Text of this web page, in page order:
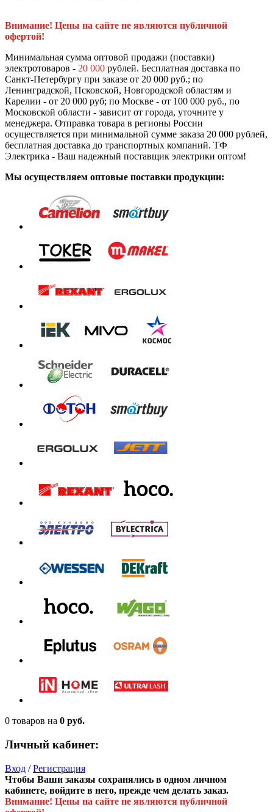
Внимание! Цены на сайте не являются публичной
офертой!
Минимальная сумма оптовой продажи (поставки)
электротоваров - 20 000 рублей. Бесплатная доставка по
Санкт-Петербургу при заказе от 20 000 руб.; по
Ленинградской, Псковской, Новгородской областям и
Карелии - от 20 000 руб; по Москве - от 100 000 руб., по
Московской области - зависит от города, уточните у
менеджера. Отправка товара в регионы России
осуществляется при минимальной сумме заказа 20 000 рублей,
бесплатная доставка до транспортных компаний. ТФ
Электрика - Ваш надежный поставщик электрики оптом!
Мы осуществляем оптовые поставки продукции:
0 товаров на 0 руб.
Личный кабинет:
Вход /Регистрация
Чтобы Ваши заказы сохранялись в одном личном
кабинете, войдите в него, прежде чем делать заказ.
Внимание! Цены на сайте не являются публичной